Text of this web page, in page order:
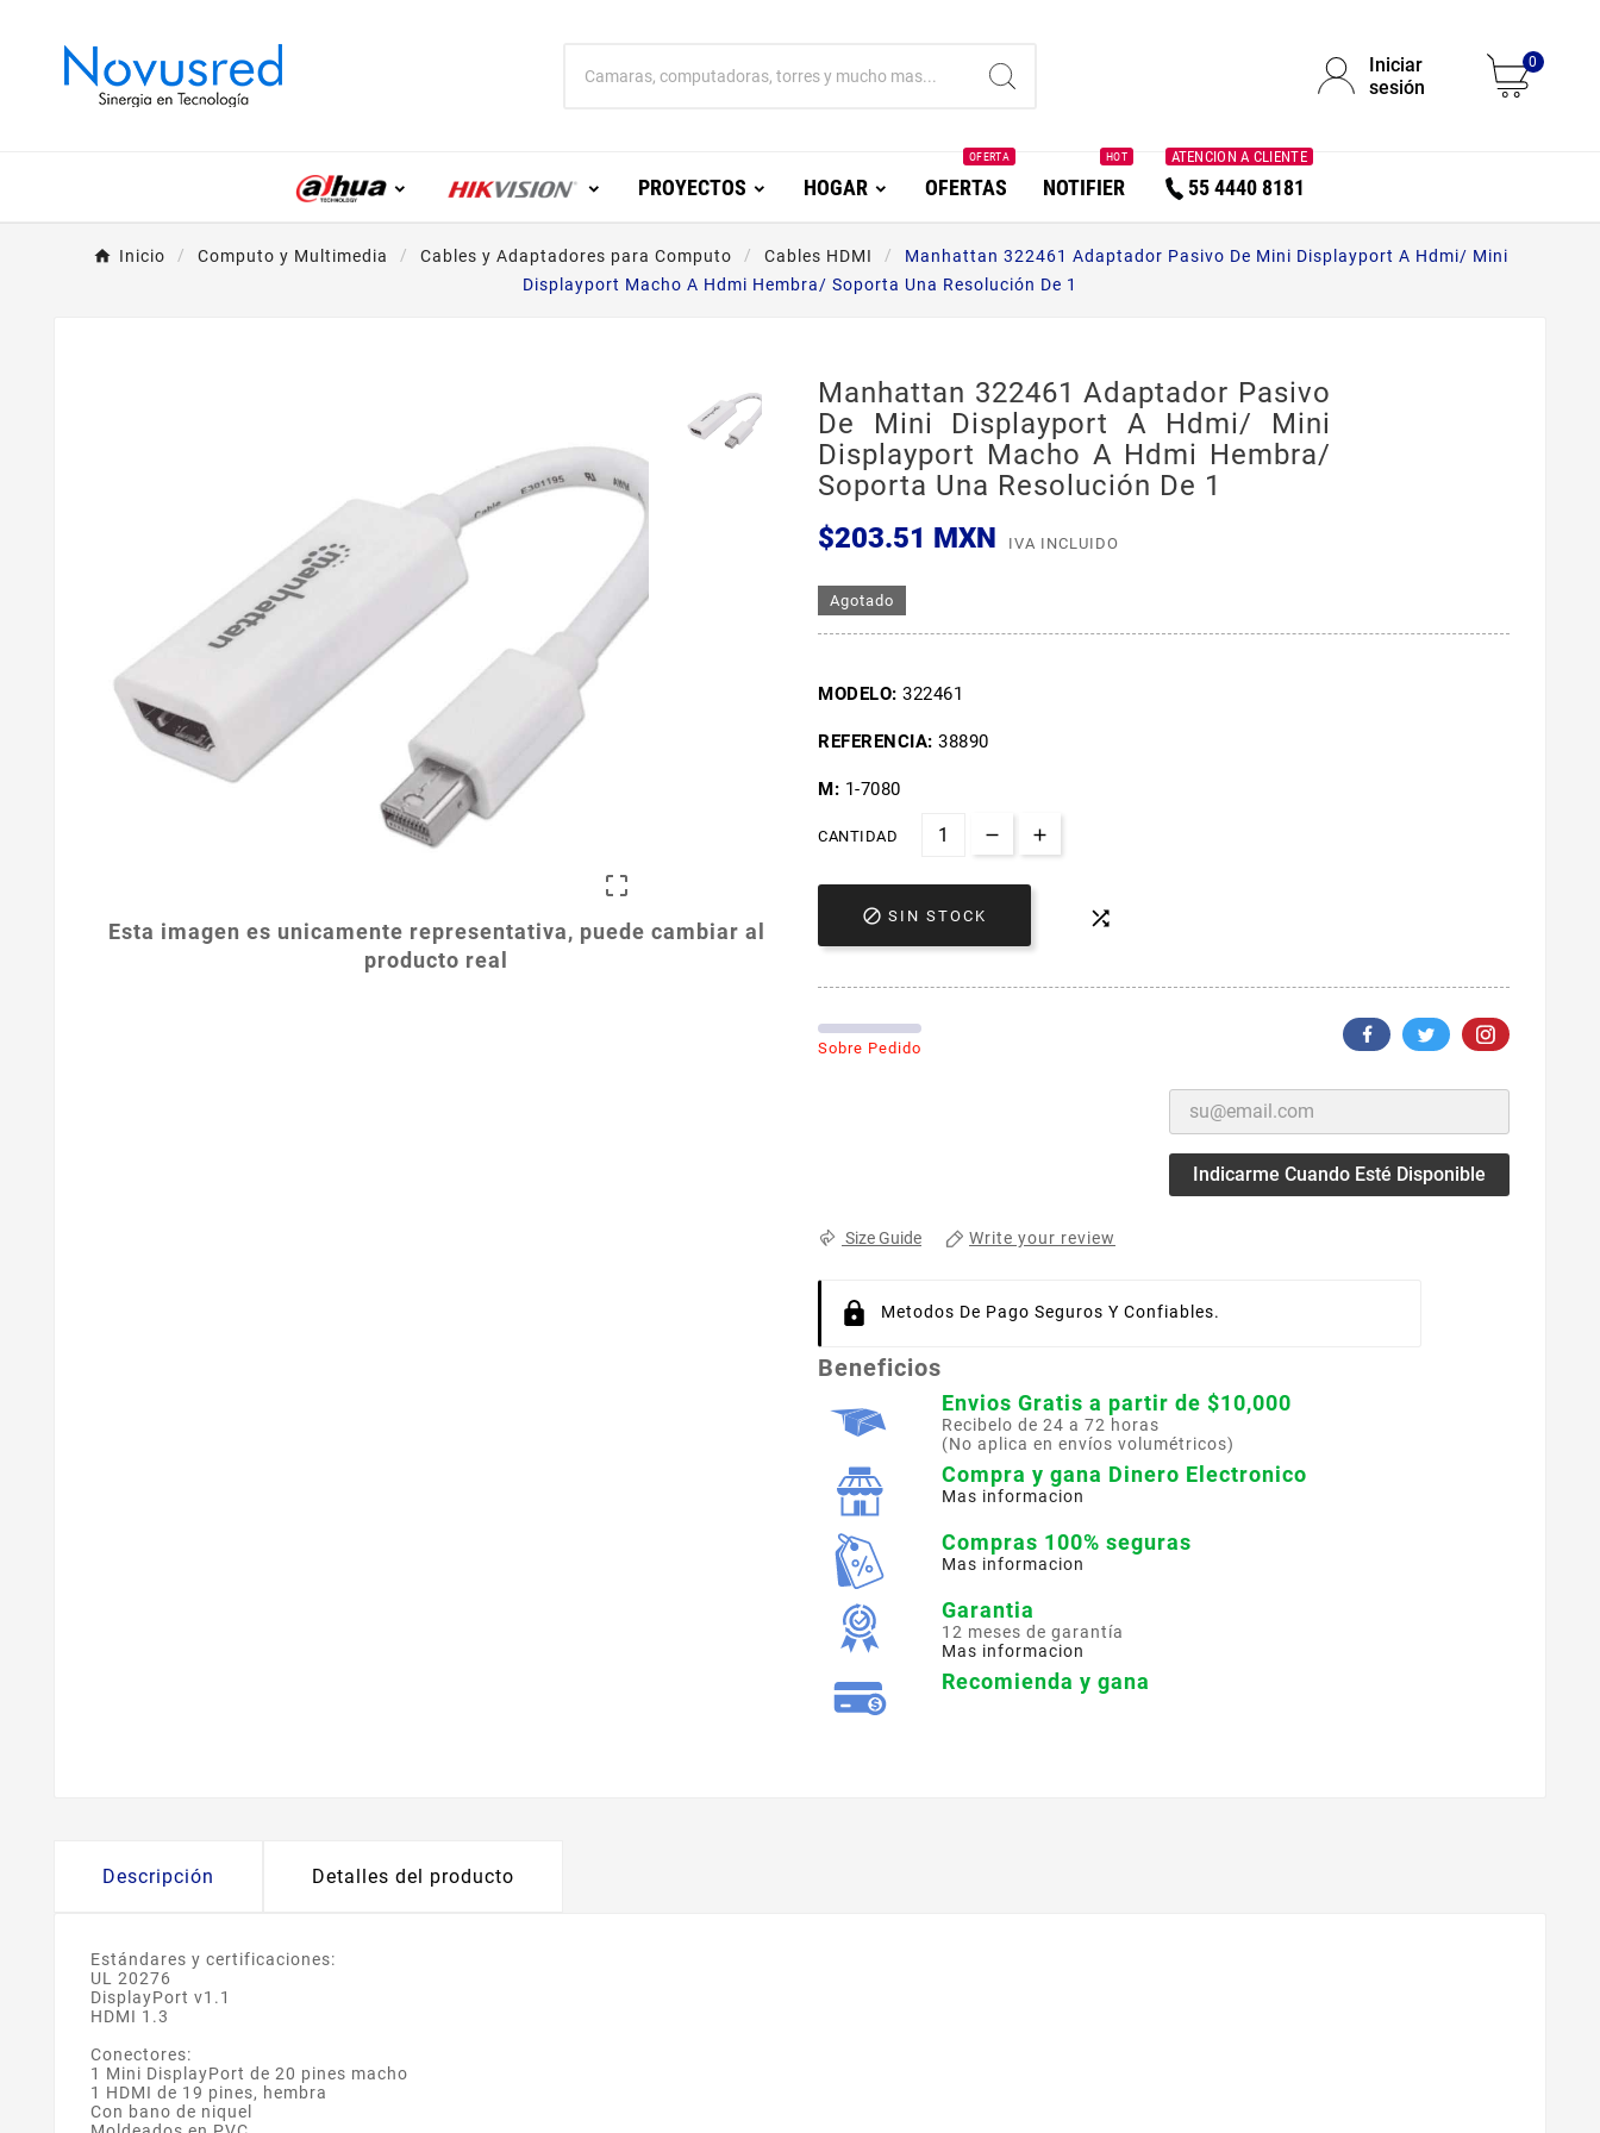
Iniciar
sesión
0
PROYECTOS HOGAR OFERTAS
OFERTA
NOTIFIER
HOT
55 4440 8181
ATENCION A CLIENTE
Inicio Computo y Multimedia Cables y Adaptadores para Computo Cables HDMI
Manhattan 322461 Adaptador Pasivo De Mini Displayport A Hdmi/ Mini
Displayport Macho A Hdmi Hembra/ Soporta Una Resolución De 1

Esta imagen es unicamente representativa, puede cambiar al
producto real
Manhattan 322461 Adaptador Pasivo
De Mini Displayport A Hdmi/ Mini
Displayport Macho A Hdmi Hembra/
Soporta Una Resolución De 1
$203.51 MXN
IVA INCLUIDO
Agotado
MODELO: 322461
REFERENCIA: 38890
M: 1-7080
CANTIDAD
 SIN STOCK 
Sobre Pedido
Indicarme Cuando Esté Disponible
Size Guide Write your review
Metodos De Pago Seguros Y Confiables.
Beneficios
Envios Gratis a partir de $10,000
Recibelo de 24 a 72 horas
(No aplica en envíos volumétricos)
Compra y gana Dinero Electronico
Mas informacion
Compras 100% seguras
Mas informacion
Garantia
12 meses de garantía
Mas informacion
Recomienda y gana
Descripción Detalles del producto
Estándares y certificaciones:
UL 20276
DisplayPort v1.1
HDMI 1.3
Conectores:
1 Mini DisplayPort de 20 pines macho
1 HDMI de 19 pines, hembra
Con bano de niquel